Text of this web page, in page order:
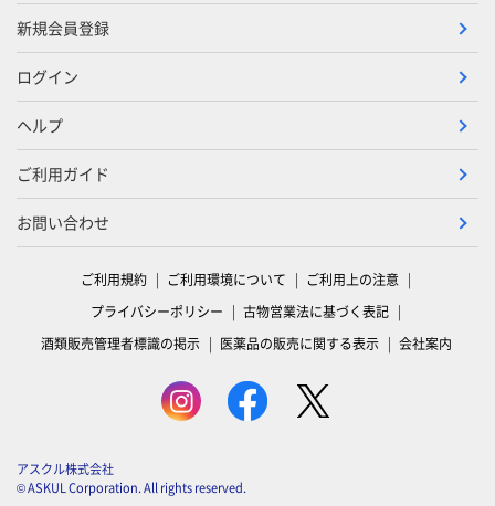
新規会員登録
ログイン
ヘルプ
ご利用ガイド
お問い合わせ
ご利用規約 ご利用環境について
ご利用上の注意
プライバシーポリシー
古物営業法に基づく表記
酒類販売管理者標識の掲示
医薬品の販売に関する表示 会社案内
アスクル株式会社
© ASKUL Corporation. All rights reserved.